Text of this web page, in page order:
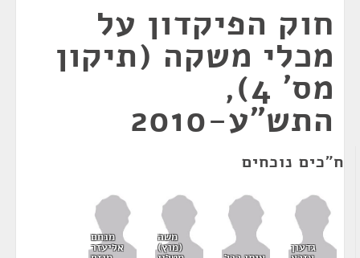
חוק הפיקדון על
מכלי משקה (תיקון
מס' 4),
התש"ע-2010
ח"כים נוכחים
גדעון
משה
(מוץ)
מנחם
אליעזר